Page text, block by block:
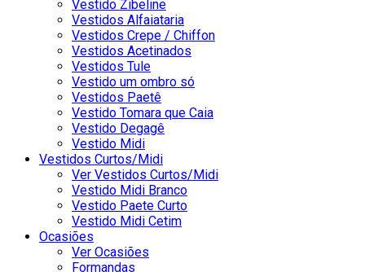
Vestido Zibeline
Vestidos Alfaiataria
Vestidos Crepe / Chiffon
Vestidos Acetinados
Vestidos Tule
Vestido um ombro só
Vestidos Paetê
Vestido Tomara que Caia
Vestido Degagê
Vestido Midi
Vestidos Curtos/Midi
Ver Vestidos Curtos/Midi
Vestido Midi Branco
Vestido Paete Curto
Vestido Midi Cetim
Ocasiões
Ver Ocasiões
Formandas